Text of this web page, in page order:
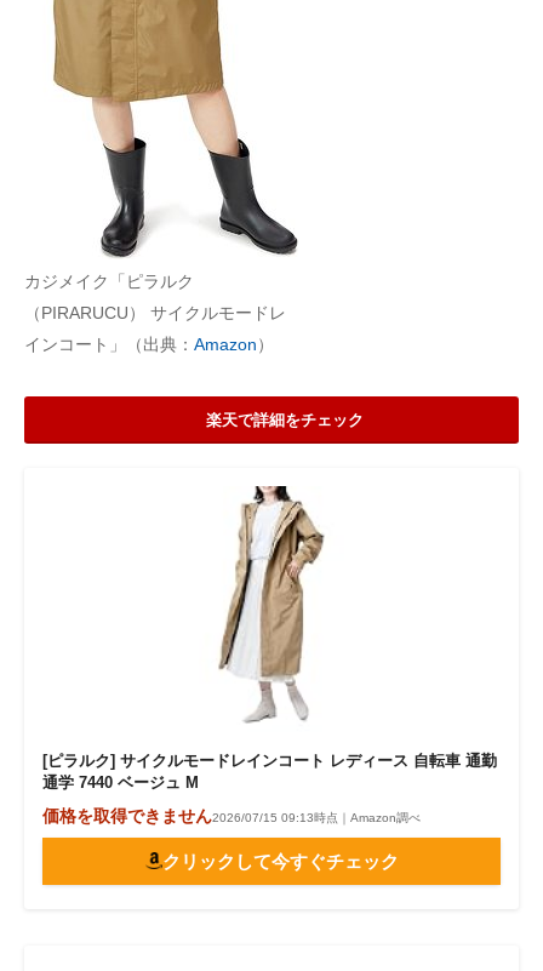
カジメイク「ピラルク
（PIRARUCU） サイクルモードレ
インコート」（出典： Amazon）
楽天で詳細をチェック
[ピラルク] サイクルモードレインコート レディース 自転車 通勤
通学 7440 ベージュ M
価格を取得できません2026/07/15 09:13時点｜Amazon調べ
クリックして今すぐチェック